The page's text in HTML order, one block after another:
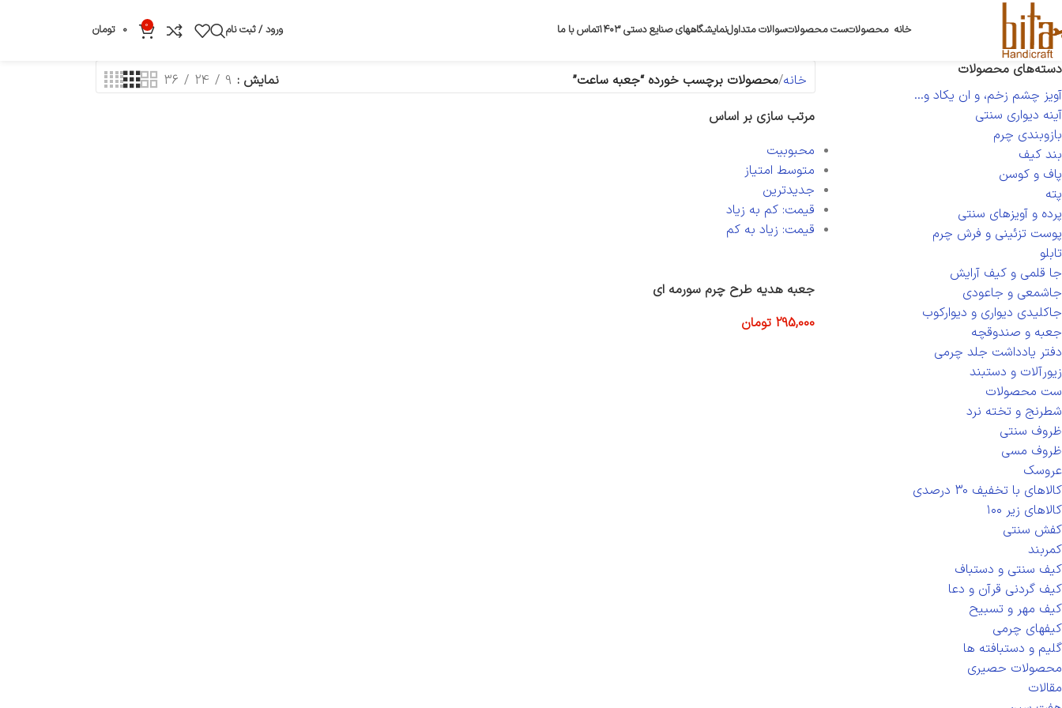
خانه محصولاتست محصولاتسوالات متداولنمایشگاههای صنایع دستی ۱۴۰۳ تماس با ما ورود / ثبت نام 0
0 تومان
دسته‌های محصولات
آویز چشم زخم، و ان یکاد و...
آینه دیواری سنتی
بازوبندی چرم
بند کیف
پاف و کوسن
پته
پرده و آویزهای سنتی
پوست تزئینی و فرش چرم
تابلو
جا قلمی و کیف آرایش
جاشمعی و جاعودی
جاکلیدی دیواری و دیوارکوب
جعبه و صندوقچه
دفتر یادداشت جلد چرمی
زیورآلات و دستبند
ست محصولات
شطرنج و تخته نرد
ظروف سنتی
ظروف مسی
عروسک
کالاهای با تخفیف 30 درصدی
کالاهای زیر ۱۰۰
کفش سنتی
کمربند
کیف سنتی و دستباف
کیف گردنی قرآن و دعا
کیف مهر و تسبیح
کیفهای چرمی
گلیم و دستبافته ها
محصولات حصیری
مقالات
خانه محصولات برچسب خورده “جعبه ساعت” نمایش 9
24
36
مرتب سازی بر اساس
محبوبیت
متوسط امتیاز
جدیدترین
قیمت: کم به زیاد
قیمت: زیاد به کم
جعبه هدیه طرح چرم سورمه ای
295,000 تومان